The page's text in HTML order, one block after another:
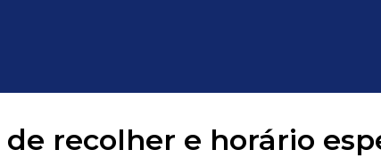
recolher e horário